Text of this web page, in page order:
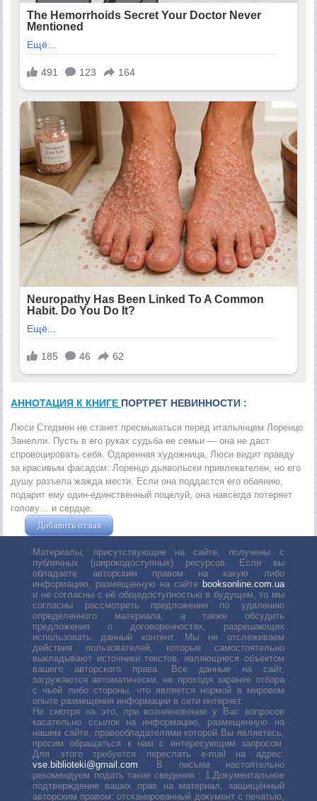
АННОТАЦИЯ К КНИГЕ ПОРТРЕТ НЕВИННОСТИ :
Люси Стедмен не станет пресмыкаться перед итальянцем Лоренцо
Занелли. Пусть в его руках судьба ее семьи — она не даст
спровоцировать себя. Одаренная художница, Люси видит правду
за красивым фасадом: Лоренцо дьявольски привлекателен, но его
душу разъела жажда мести. Если она поддастся его обаянию,
подарит ему один-единственный поцелуй, она навсегда потеряет
голову… и сердце.
Добавить отзыв
Материалы, присутствующие на сайте, получены с
публичных (широкодоступных) ресурсов. Если вы
обладаете авторским правом на какую либо
информацию, размещенную на сайте booksonline.com.ua
и не согласны с её общедоступностью в будущем, то мы
согласны рассмотреть предложения по удалению
определенного материала, а также обсудить
предложения о договоренностях, разрешающих
использовать данный контент. Мы не отслеживаем
действия пользователей, которые самостоятельно
выкладывают источники текстов, являющиеся объектом
вашего авторского права. Все данные на сайт,
загружаются автоматически, не проходя заранее отбора
с чьей либо стороны, что является нормой в мировом
опыте размещения информации в сети интернет.
Не смотря на это, при возникновении у Вас вопросов
касательно ссылок на информацию, размещенную на
нашем сайте, правообладателями которой Вы являетесь,
просим обращаться к нам с интересующим запросом.
Для этого требуется переслать е-mail на адрес:
vse.biblioteki@gmail.com. В письме настоятельно
рекомендуем подать такие сведения : 1.Документальное
подтверждение ваших прав на материал, защищённый
авторским правом: отсканированный документ с печатью,